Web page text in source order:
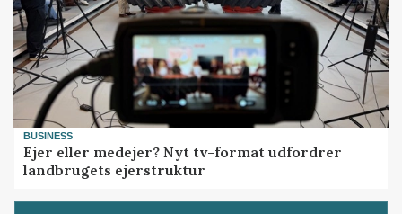
BUSINESS
Ejer eller medejer? Nyt tv-format udfordrer
landbrugets ejerstruktur